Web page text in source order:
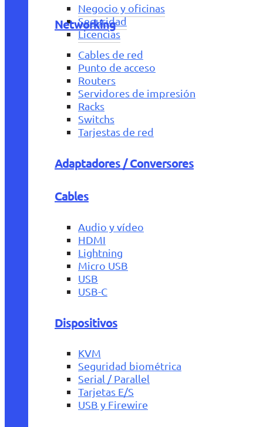
Negocio y oficinas
Seguridad
Licencias
Networking
Cables de red
Punto de acceso
Routers
Servidores de impresión
Racks
Switchs
Tarjestas de red
Adaptadores / Conversores
Cables
Audio y vídeo
HDMI
Lightning
Micro USB
USB
USB-C
Dispositivos
KVM
Seguridad biométrica
Serial / Parallel
Tarjetas E/S
USB y Firewire